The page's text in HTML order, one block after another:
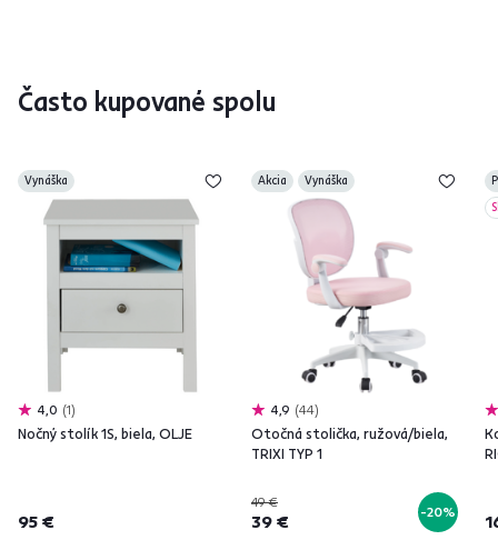
Často kupované spolu
Vynáška
4,0 1
Nočný stolík 1S, biela, OLJE
95 €
Akcia Vynáška
4,9 44
Otočná stolička, ružová/biela,
TRIXI TYP 1
49 €
39 € -20%